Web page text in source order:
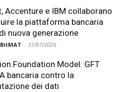
Accenture e IBM collaborano
la piattaforma bancaria
nuova generazione
- 31/07/2026
Foundation Model: GFT
bancaria contro la
dei dati